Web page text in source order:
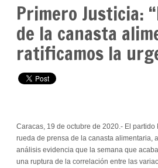
Primero Justicia:
de la canasta
ratificamos la
Caracas, 19 de octubre de 2020.- El partido
rueda de prensa de la canasta alimentaria,
análisis evidencia que la semana que
una ruptura de la correlación entre las